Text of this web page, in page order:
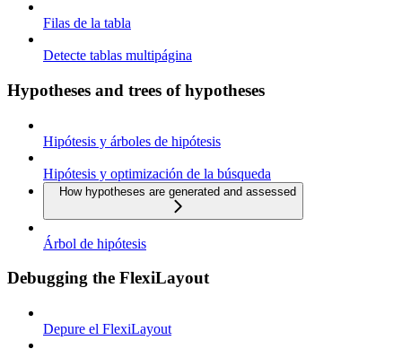
Filas de la tabla
Detecte tablas multipágina
Hypotheses and trees of hypotheses
Hipótesis y árboles de hipótesis
Hipótesis y optimización de la búsqueda
How hypotheses are generated and assessed
Árbol de hipótesis
Debugging the FlexiLayout
Depure el FlexiLayout